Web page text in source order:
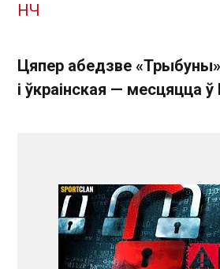
НЧ
Цяпер абедзве
і ўкраінская — месцяцца ў